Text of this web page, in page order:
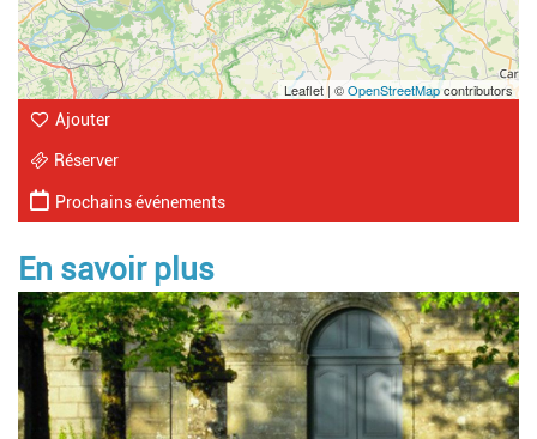
Leaflet | ©OpenStreetMapcontributors
Ajouter
Réserver
Prochains événements
En savoir plus